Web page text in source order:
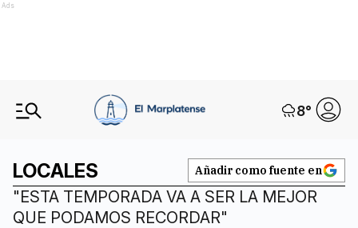
Ads
8°
LOCALES Añadir como fuente en
"ESTA TEMPORADA VA A SER LA MEJOR
QUE PODAMOS RECORDAR"